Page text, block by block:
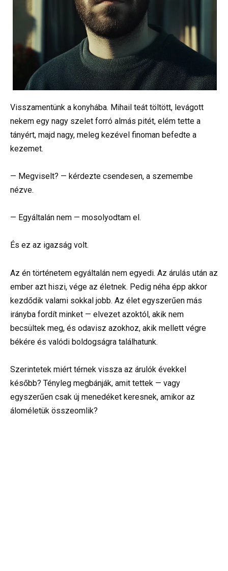
Visszamentünk a konyhába. Mihail teát töltött, levágott
nekem egy nagy szelet forró almás pitét, elém tette a
tányért, majd nagy, meleg kezével finoman befedte a
kezemet.
— Megviselt? — kérdezte csendesen, a szemembe
nézve.
— Egyáltalán nem — mosolyodtam el.
És ez az igazság volt.
Az én történetem egyáltalán nem egyedi. Az árulás után az
ember azt hiszi, vége az életnek. Pedig néha épp akkor
kezdődik valami sokkal jobb. Az élet egyszerűen más
irányba fordít minket — elvezet azoktól, akik nem
becsültek meg, és odavisz azokhoz, akik mellett végre
békére és valódi boldogságra találhatunk.
Szerintetek miért térnek vissza az árulók évekkel
később? Tényleg megbánják, amit tettek — vagy
egyszerűen csak új menedéket keresnek, amikor az
áloméletük összeomlik?